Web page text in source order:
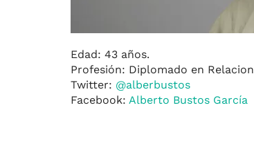
Edad: 43 años.
Profesión: Diplomado en
Twitter: @alberbustos
Facebook: Alberto Bustos García